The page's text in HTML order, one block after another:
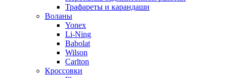
Трафареты и карандаши
Воланы
Yonex
Li-Ning
Babolat
Wilson
Carlton
Кроссовки